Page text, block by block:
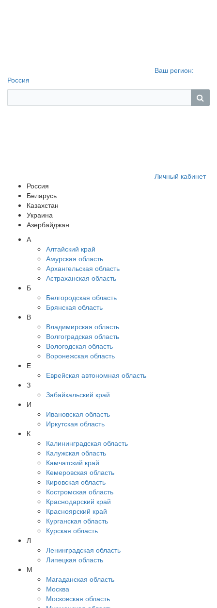
Ваш регион:
Россия
Личный кабинет
Россия
Беларусь
Казахстан
Украина
Азербайджан
А
Алтайский край
Амурская область
Архангельская область
Астраханская область
Б
Белгородская область
Брянская область
В
Владимирская область
Волгоградская область
Вологодская область
Воронежская область
Е
Еврейская автономная область
З
Забайкальский край
И
Ивановская область
Иркутская область
К
Калининградская область
Калужская область
Камчатский край
Кемеровская область
Кировская область
Костромская область
Краснодарский край
Красноярский край
Курганская область
Курская область
Л
Ленинградская область
Липецкая область
М
Магаданская область
Москва
Московская область